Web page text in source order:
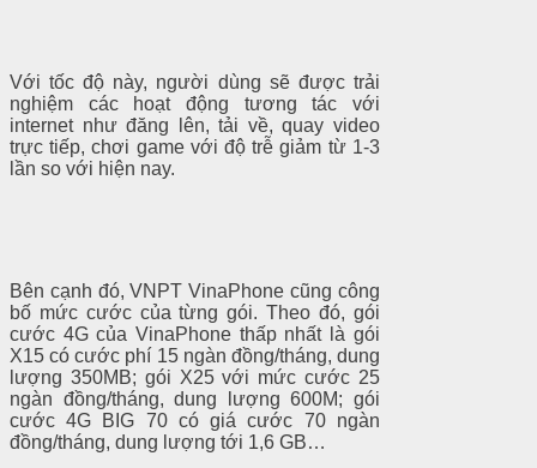
Với tốc độ này, người dùng sẽ được trải
nghiệm các hoạt động tương tác với
internet như đăng lên, tải về, quay video
trực tiếp, chơi game với độ trễ giảm từ 1-3
lần so với hiện nay.
Bên cạnh đó, VNPT VinaPhone cũng công
bố mức cước của từng gói. Theo đó, gói
cước 4G của VinaPhone thấp nhất là gói
X15 có cước phí 15 ngàn đồng/tháng, dung
lượng 350MB; gói X25 với mức cước 25
ngàn đồng/tháng, dung lượng 600M; gói
cước 4G BIG 70 có giá cước 70 ngàn
đồng/tháng, dung lượng tới 1,6 GB…